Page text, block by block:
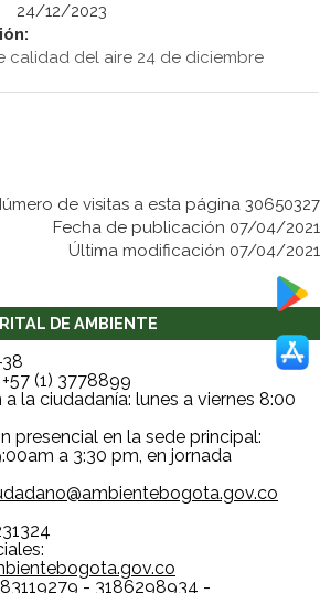
24/12/2023
calidad del aire 24 de diciembre
de visitas a esta página 30650327
Fecha de publicación 07/04/2021
Última modificación 07/04/2021
DE AMBIENTE
(1) 3778899
la ciudadanía: lunes a viernes 8:00
presencial en la sede principal:
a 3:30 pm, en jornada
- 3186298934 -